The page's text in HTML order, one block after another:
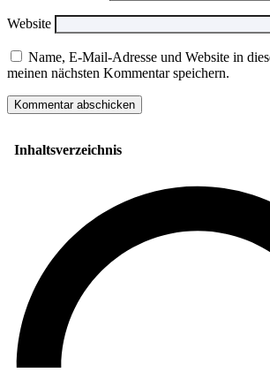
Website
Name, E-Mail-Adresse und Website in
meinen nächsten Kommentar speichern.
Inhaltsverzeichnis